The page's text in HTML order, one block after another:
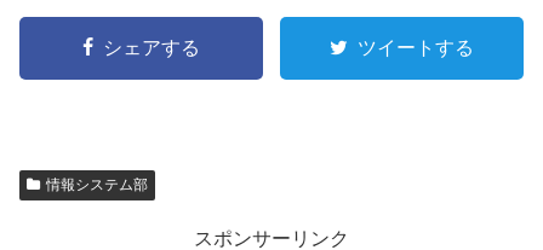
シェアする ツイートする
情報システム部
スポンサーリンク